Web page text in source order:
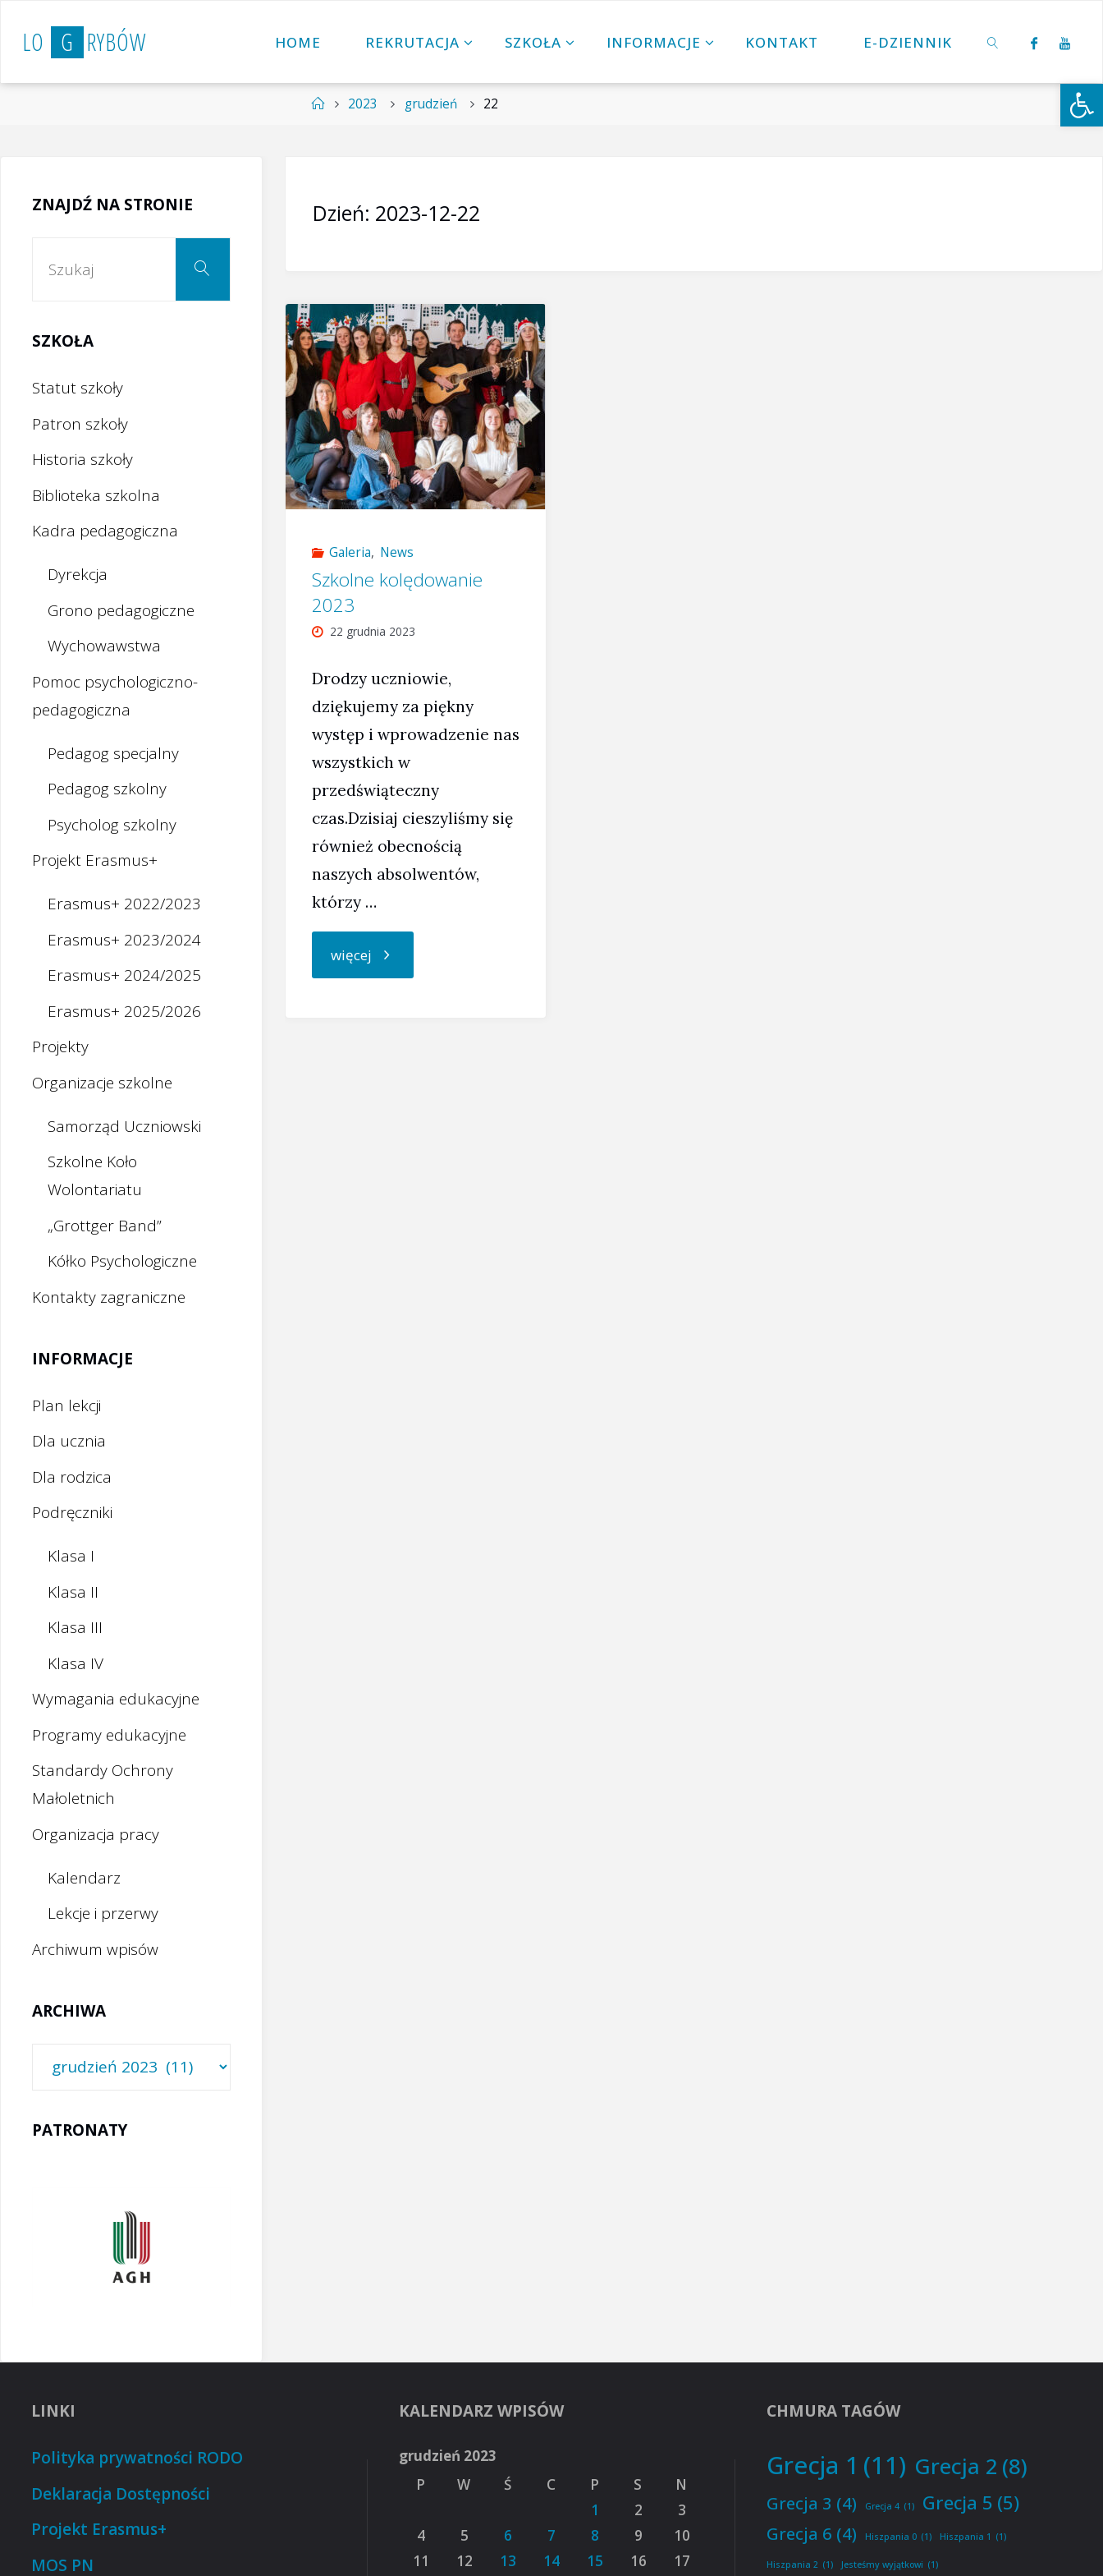
LO G RYBÓW HOME REKRUTACJA SZKOŁA INFORMACJE KONTAKT E-DZIENNIK
Strona2023 grudzień 22
Dzień: 2023-12-22
Galeria, News
Szkolne kolędowanie
2023
22 grudnia 2023
Drodzy uczniowie,
dziękujemy za piękny
występ i wprowadzenie nas
wszystkich w
przedświąteczny
czas.Dzisiaj cieszyliśmy się
również obecnością
naszych absolwentów,
którzy …
więcej"Szkolne
ZNAJDŹ NA STRONIE
Szukaj
SZKOŁA
Statut szkoły
Patron szkoły
Historia szkoły
Biblioteka szkolna
Kadra pedagogiczna
Dyrekcja
Grono pedagogiczne
Wychowawstwa
Pomoc psychologiczno-
pedagogiczna
Pedagog specjalny
Pedagog szkolny
Psycholog szkolny
Projekt Erasmus+
Erasmus+ 2022/2023
Erasmus+ 2023/2024
Erasmus+ 2024/2025
Erasmus+ 2025/2026
Projekty
Organizacje szkolne
Samorząd Uczniowski
Szkolne Koło
Wolontariatu
„Grottger Band”
Kółko Psychologiczne
Kontakty zagraniczne
INFORMACJE
Plan lekcji
Dla ucznia
Dla rodzica
Podręczniki
Klasa I
Klasa II
Klasa III
Klasa IV
Wymagania edukacyjne
Programy edukacyjne
Standardy Ochrony
Małoletnich
Organizacja pracy
Kalendarz
Lekcje i przerwy
Archiwum wpisów
ARCHIWA
Archiwa
PATRONATY
LINKI
Polityka prywatności RODO
Deklaracja Dostępności
Projekt Erasmus+
MOS PN
KALENDARZ WPISÓW
grudzień 2023
P
W Ś C P S
N
1
2
3
4
5 6 7 8 9
10
11
12 13 14 15 16 17
CHMURA TAGÓW
Grecja 1 (11) Grecja 2 (8)
Grecja 3 (4) Grecja 4 (1) Grecja 5 (5)
Grecja 6 (4) Hiszpania 0 (1) Hiszpania 1 (1)
Hiszpania 2 (1) Jesteśmy wyjątkowi (1)